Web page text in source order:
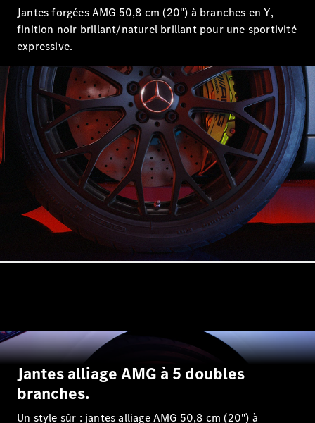
Classe G
Véhicule
tout-
Classe G
Véhicule
tout-terrain
Configurateur
Mercedes-
Benz Store
Break
Shooting
Brake
Électrique
CLA
Shooting
Brake
Jantes forgées AMG 50,8 cm (20") à branches en Y,
finition noir brillant/naturel brillant pour une sportivité
expressive.
Jantes alliage AMG à 5 doubles
branches.
Un style sûr : jantes alliage AMG 50,8 cm (20") à